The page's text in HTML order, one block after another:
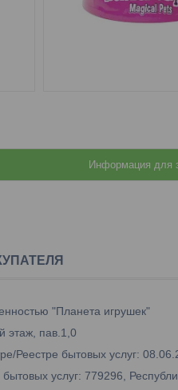
Информация для
"Планета игрушек"
этаж, пав.1,0
Реестре бытовых услуг:
услуг: 779296,